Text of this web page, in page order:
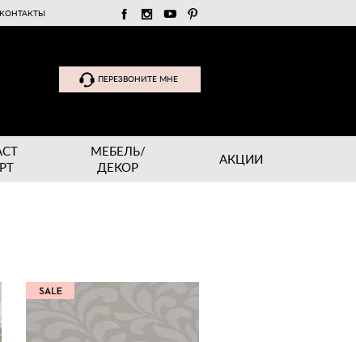
КОНТАКТЫ
ПЕРЕЗВОНИТЕ МНЕ
МЕБЕЛЬ/
ДЕКОР
АКЦИИ